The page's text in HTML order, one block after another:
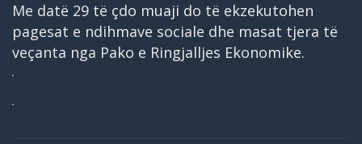
Me datë 29 të çdo muaji do të ekzekutohen
pagesat e ndihmave sociale dhe masat tjera të
veçanta nga Pako e Ringjalljes Ekonomike.